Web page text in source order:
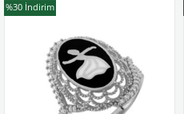
%30 İndirim